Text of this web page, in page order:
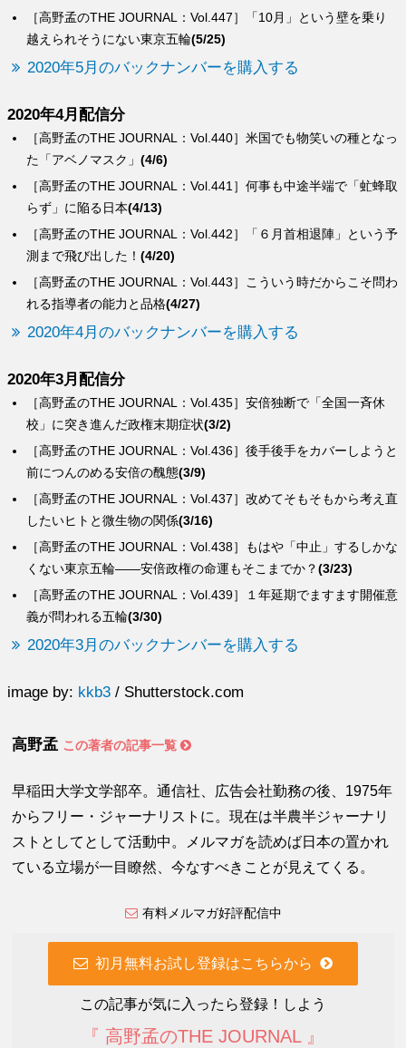
［高野孟のTHE JOURNAL：Vol.447］「10月」という壁を乗り
越えられそうにない東京五輪(5/25)
2020年5月のバックナンバーを購入する
2020年4月配信分
［高野孟のTHE JOURNAL：Vol.443］こういう時だからこそ問わ
れる指導者の能力と品格(4/27)
［高野孟のTHE JOURNAL：Vol.442］「６月首相退陣」という予
測まで飛び出した！(4/20)
［高野孟のTHE JOURNAL：Vol.441］何事も中途半端で「虻蜂取
らず」に陥る日本(4/13)
［高野孟のTHE JOURNAL：Vol.440］米国でも物笑いの種となっ
た「アベノマスク」(4/6)
2020年4月のバックナンバーを購入する
2020年3月配信分
［高野孟のTHE JOURNAL：Vol.439］１年延期でますます開催意
義が問われる五輪(3/30)
［高野孟のTHE JOURNAL：Vol.438］もはや「中止」するしかな
くない東京五輪――安倍政権の命運もそこまでか？(3/23)
［高野孟のTHE JOURNAL：Vol.437］改めてそもそもから考え直
したいヒトと微生物の関係(3/16)
［高野孟のTHE JOURNAL：Vol.436］後手後手をカバーしようと
前につんのめる安倍の醜態(3/9)
［高野孟のTHE JOURNAL：Vol.435］安倍独断で「全国一斉休
校」に突き進んだ政権末期症状(3/2)
2020年3月のバックナンバーを購入する
image by: kkb3 / Shutterstock.com
高野孟 この著者の記事一覧
早稲田大学文学部卒。通信社、広告会社勤務の後、1975年
からフリー・ジャーナリストに。現在は半農半ジャーナリ
ストとしてとして活動中。メルマガを読めば日本の置かれ
ている立場が一目瞭然、今なすべきことが見えてくる。
有料メルマガ好評配信中
初月無料お試し登録はこちらから
この記事が気に入ったら登録！しよう
『 高野孟のTHE JOURNAL 』